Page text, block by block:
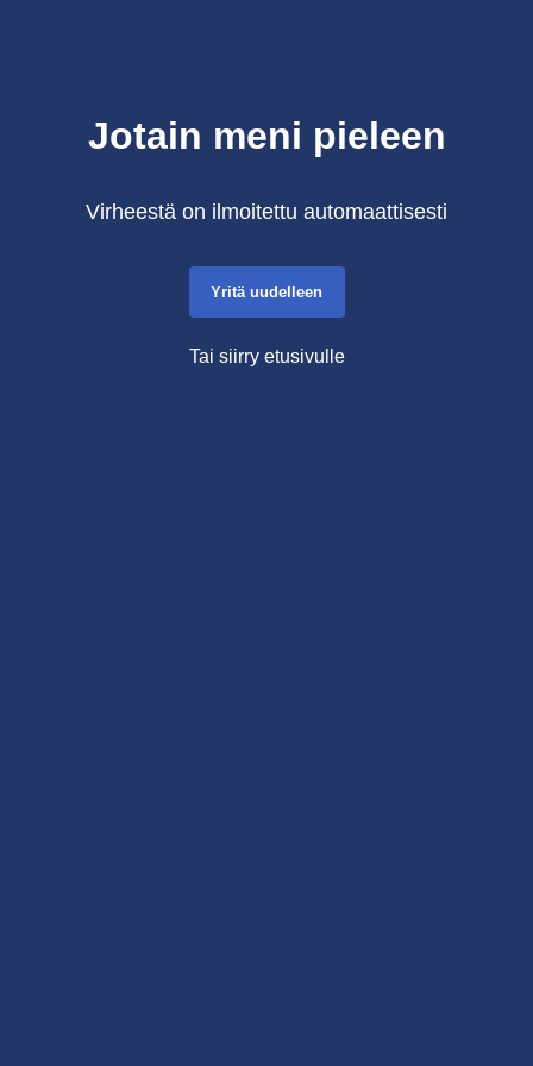
Jotain meni pieleen
Virheestä on ilmoitettu automaattisesti
Yritä uudelleen
Tai siirry etusivulle